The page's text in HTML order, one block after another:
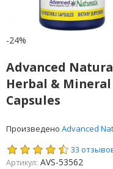
-24%
Advanced
Herbal &
Capsules
Произведено Advanced
33
Артикул: AVS-53562